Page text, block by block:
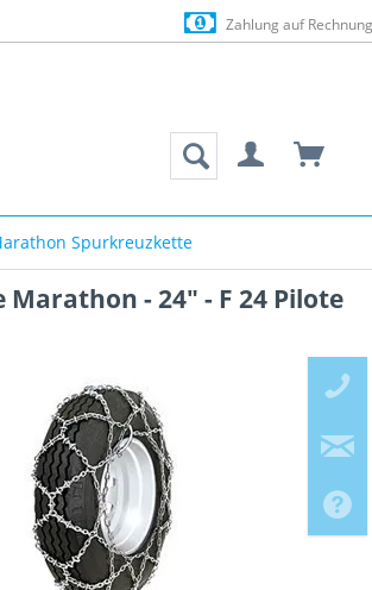
Zahlung auf Rechnung
Spurkreuzkette
Marathon - 24" - F 24 Pilote